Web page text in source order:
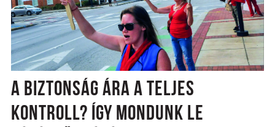
A BIZTONSÁG ÁRA A TELJES
KONTROLL? ÍGY MONDUNK LE